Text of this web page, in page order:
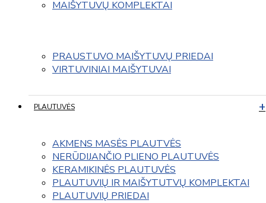
MAIŠYTUVŲ KOMPLEKTAI
PRAUSTUVO MAIŠYTUVŲ PRIEDAI
VIRTUVINIAI MAIŠYTUVAI
PLAUTUVĖS
AKMENS MASĖS PLAUTVĖS
NERŪDIJANČIO PLIENO PLAUTUVĖS
KERAMIKINĖS PLAUTUVĖS
PLAUTUVIŲ IR MAIŠYTUTVŲ KOMPLEKTAI
PLAUTUVIŲ PRIEDAI